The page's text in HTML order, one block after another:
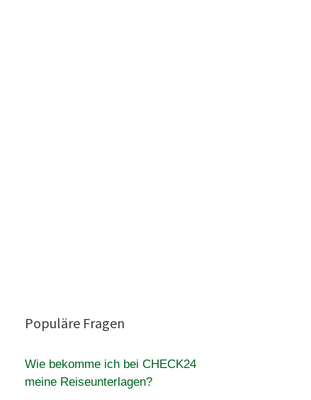
Populäre Fragen
Wie bekomme ich bei CHECK24
meine Reiseunterlagen?